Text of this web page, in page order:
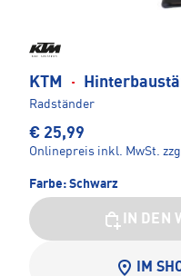
KTM ·
Radständer
€ 25,99
Onlinepreis inkl. MwSt.
Farbe: Schwarz
IN DEN
IM